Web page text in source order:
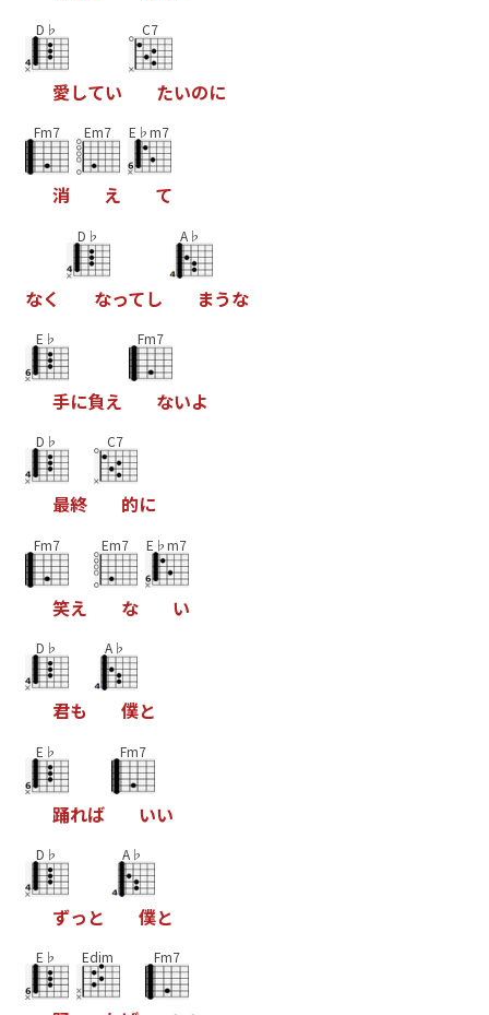
D♭
愛してい
C7
たいのに
Fm7
消
Em7
え
E♭m7
て
なく
D♭
なってし
A♭
まうな
E♭
手に負え
Fm7
ないよ
D♭
最終
C7
的に
Fm7
笑え
Em7
な
E♭m7
い
D♭
君も
A♭
僕と
E♭
踊れば
Fm7
いい
D♭
ずっ と
A♭
僕と
E♭ Edim Fm7